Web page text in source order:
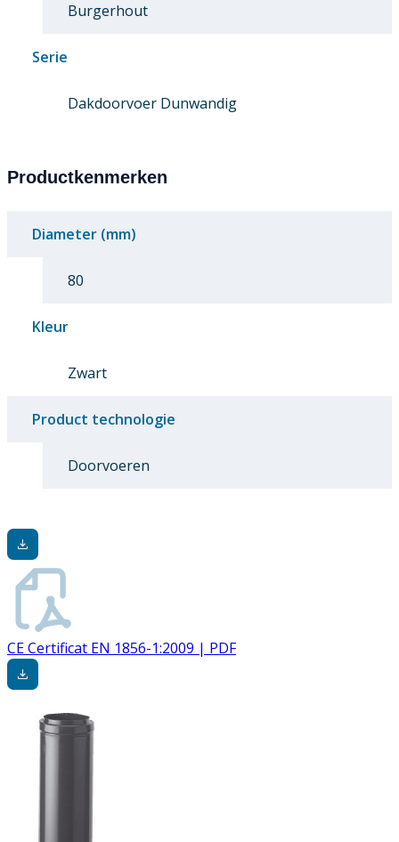
Burgerhout
Serie
Dakdoorvoer Dunwandig
Productkenmerken
Diameter (mm)
80
Kleur
Zwart
Product technologie
Doorvoeren
CE Certificat EN 1856-1:2009 | PDF